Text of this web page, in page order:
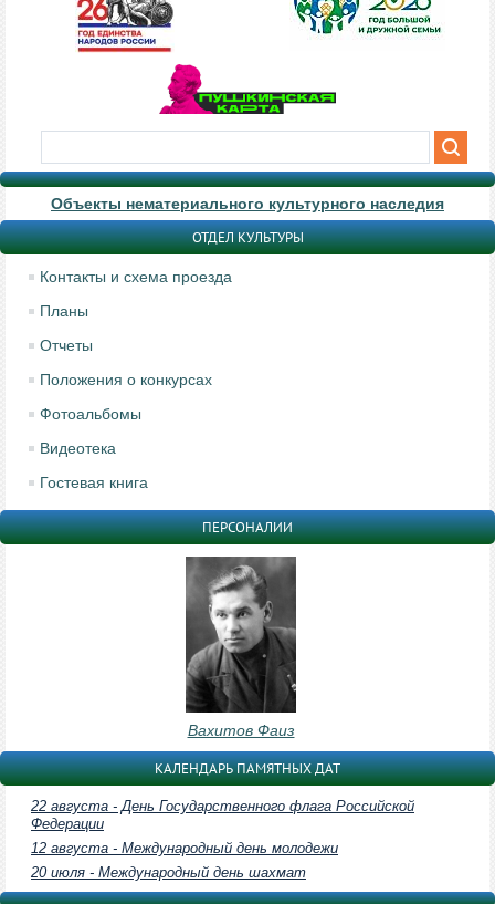
Объекты нематериального культурного наследия
ОТДЕЛ КУЛЬТУРЫ
Контакты и схема проезда
Планы
Отчеты
Положения о конкурсах
Фотоальбомы
Видеотека
Гостевая книга
ПЕРСОНАЛИИ
Вахитов Фаиз
КАЛЕНДАРЬ ПАМЯТНЫХ ДАТ
22 августа - День Государственного флага Российской
Федерации
12 августа - Международный день молодежи
20 июля - Международный день шахмат